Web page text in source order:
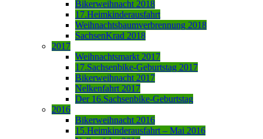
Bikerweihnacht 2018
17.Heimkinderausfahrt
Weihnachtsbaumverbrennung 2018
SachsenKrad 2018
2017
Weihnachtsmarkt 2017
17.Sachsenbike-Geburtstag 2017
Bikerweihnacht 2017
Nelkenfahrt 2017
Der 16.Sachsenbike-Geburtstag
2016
Bikerweihnacht 2016
15.Heimkinderausfahrt – Mai 2016